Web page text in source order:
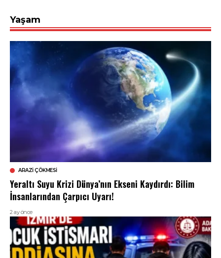
Yaşam
ARAZI ÇÖKMESI
Yeraltı Suyu Krizi Dünya’nın Ekseni Kaydırdı: Bilim
İnsanlarından Çarpıcı Uyarı!
2 ay önce